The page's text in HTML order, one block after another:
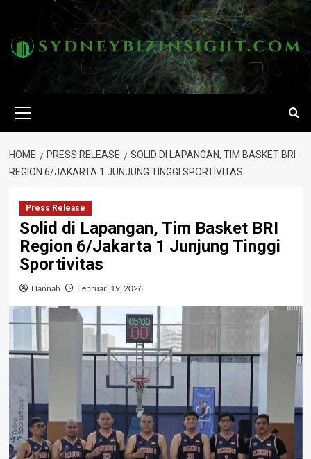
content
Menu
HOME PRESS RELEASE
SOLID DI LAPANGAN, TIM BASKET BRI
REGION 6/JAKARTA 1 JUNJUNG TINGGI SPORTIVITAS
Press Release
Solid di Lapangan, Tim Basket BRI
Region 6/Jakarta 1 Junjung Tinggi
Sportivitas
Hannah Februari 19, 2026